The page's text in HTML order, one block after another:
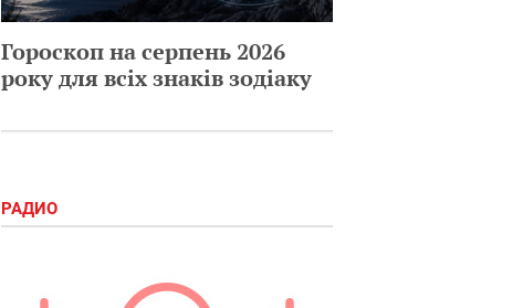
Гороскоп на серпень 2026
року для всіх знаків зодіаку
РАДИО